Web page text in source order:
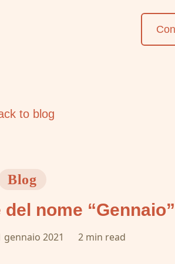
to blog
Blog
nome
gennaio 2021 2min read